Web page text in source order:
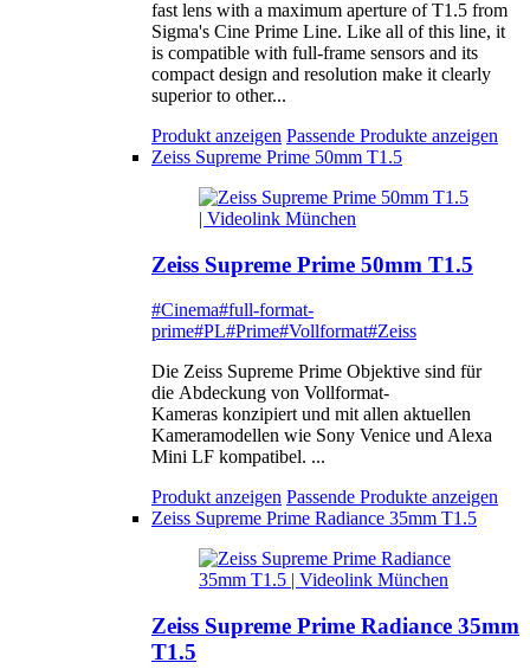
fast lens with a maximum aperture of T1.5 from
Sigma's Cine Prime Line. Like all of this line, it
is compatible with full-frame sensors and its
compact design and resolution make it clearly
superior to other...
Produkt anzeigen Passende Produkte anzeigen
Zeiss Supreme Prime 50mm T1.5
Zeiss Supreme Prime 50mm T1.5
#Cinema#full-format-
prime#PL#Prime#Vollformat#Zeiss
Die Zeiss Supreme Prime Objektive sind für
die Abdeckung von Vollformat-
Kameras konzipiert und mit allen aktuellen
Kameramodellen wie Sony Venice und Alexa
Mini LF kompatibel. ...
Produkt anzeigen Passende Produkte anzeigen
Zeiss Supreme Prime Radiance 35mm T1.5
Zeiss Supreme Prime Radiance 35mm
T1.5